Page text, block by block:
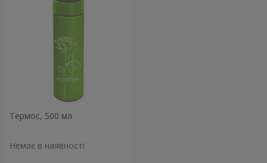
Термос, 500 мл
Немає в наявності